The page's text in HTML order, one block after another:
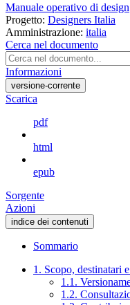
Manuale operativo di design
Progetto: Designers Italia
Amministrazione: italia
Cerca nel documento
Informazioni
versione-corrente
Scarica
pdf
html
epub
Sorgente
Azioni
indice dei contenuti
Sommario
1. Scopo, destinatari
1.1.
1.2.